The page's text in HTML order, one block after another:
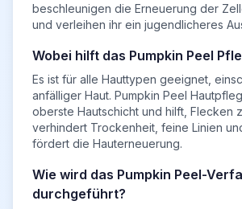
beschleunigen die Erneuerung der
und verleihen ihr ein jugendlicheres
Wobei hilft das Pumpkin Peel
Es ist für alle Hauttypen geeignet,
anfälliger Haut. Pumpkin Peel
oberste Hautschicht und hilft, Flecken
verhindert Trockenheit, feine Linien
fördert die Hauterneuerung.
Wie wird das Pumpkin Peel-
durchgeführt?